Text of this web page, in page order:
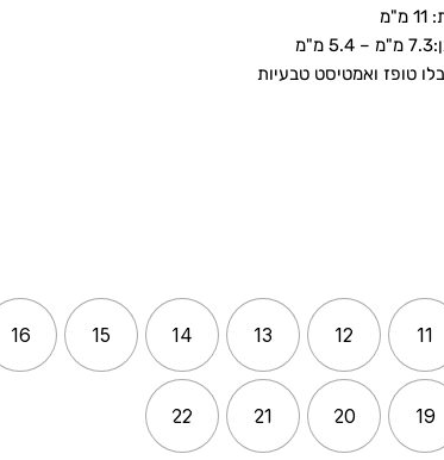
טופז ואמטיסט טבעיות
11
12
13
14
15
16
19
20
21
22